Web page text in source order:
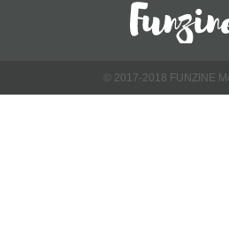
© 2017-2018 FUNZINE